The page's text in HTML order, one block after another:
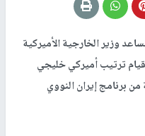
وزير الخارجية الأميركية
قيام ترتيب أميركي خليجي
برنامج إيران النووي